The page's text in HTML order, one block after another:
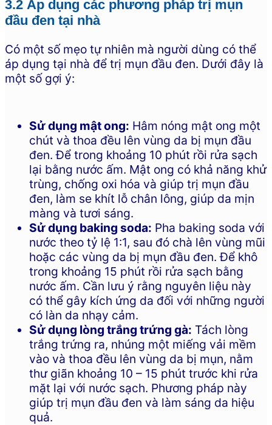
3.2 Áp dụng các phương pháp trị mụn
đầu đen tại nhà
Có một số mẹo tự nhiên mà người dùng có thể
áp dụng tại nhà để trị mụn đầu đen. Dưới đây là
một số gợi ý:
Sử dụng mật ong: Hâm nóng mật ong một
chút và thoa đều lên vùng da bị mụn đầu
đen. Để trong khoảng 10 phút rồi rửa sạch
lại bằng nước ấm. Mật ong có khả năng khử
trùng, chống oxi hóa và giúp trị mụn đầu
đen, làm se khít lỗ chân lông, giúp da mịn
màng và tươi sáng.
Sử dụng baking soda: Pha baking soda với
nước theo tỷ lệ 1:1, sau đó chà lên vùng mũi
hoặc các vùng da bị mụn đầu đen. Để khô
trong khoảng 15 phút rồi rửa sạch bằng
nước ấm. Cần lưu ý rằng nguyên liệu này
có thể gây kích ứng da đối với những người
có làn da nhạy cảm.
Sử dụng lòng trắng trứng gà: Tách lòng
trắng trứng ra, nhúng một miếng vải mềm
vào và thoa đều lên vùng da bị mụn, nằm
thư giãn khoảng 10 – 15 phút trước khi rửa
mặt lại với nước sạch. Phương pháp này
giúp trị mụn đầu đen và làm sáng da hiệu
quả.